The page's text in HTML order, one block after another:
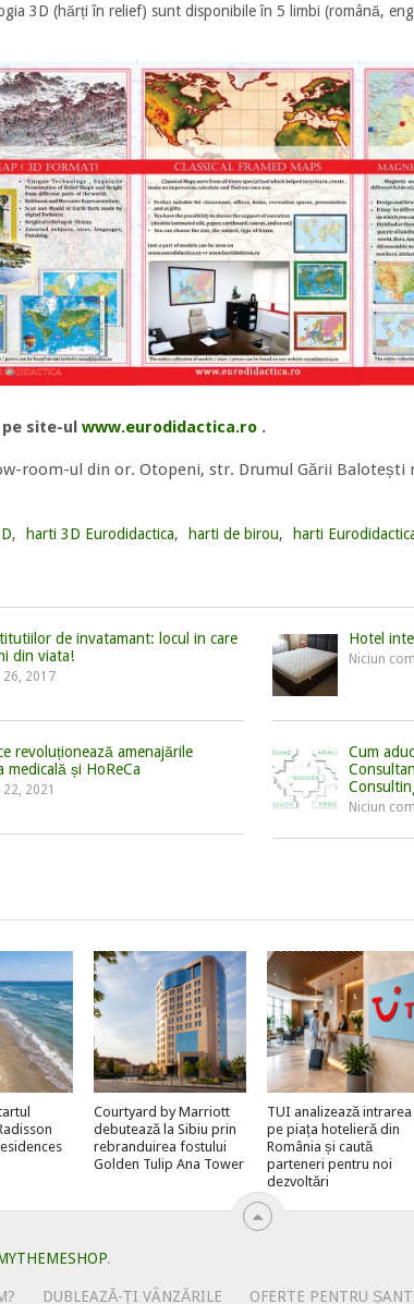
3D (hărți în relief) sunt disponibile în 5 limbi (română,
pe site-ul www.eurodidactica.ro .
room-ul din or. Otopeni, str. Drumul Gării Balotești
, harti 3D Eurodidactica, harti de birou, harti
de invatamant: locul in care
din viata!
26, 2017
Hotel
Niciun
revoluționează amenajările
și HoReCa
22, 2021
Cum
Niciun
Courtyard by Marriott
debutează la Sibiu prin
rebranduirea fostului
Golden Tulip Ana Tower
TUI analizează intrarea
pe piața hotelieră din
România și caută
parteneri pentru noi
dezvoltări
.
DUBLEAZĂ-ȚI VÂNZĂRILE OFERTE PENTRU